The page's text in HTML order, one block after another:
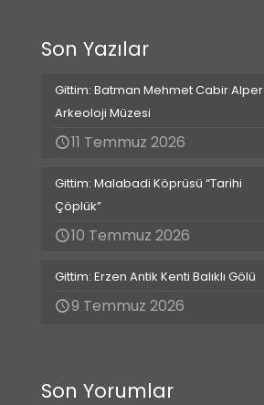
Son Yazılar
Gittim: Batman Mehmet Cabir Alper
Arkeoloji Müzesi
11 Temmuz 2026
Gittim: Malabadi Köprüsü “Tarihi
Çöplük”
10 Temmuz 2026
Gittim: Erzen Antik Kenti Balıklı Gölü
9 Temmuz 2026
Son Yorumlar